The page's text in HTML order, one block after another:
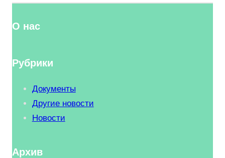
О нас
Рубрики
Документы
Другие новости
Новости
Архив